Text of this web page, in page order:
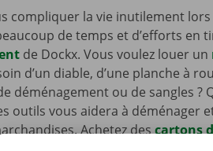
compliquer la vie inutilement
de temps et d’efforts en
de Dockx. Vous voulez louer un
d’un diable, d’une planche à
déménagement ou de sangles ?
outils vous aidera à déménager
Achetez descartons